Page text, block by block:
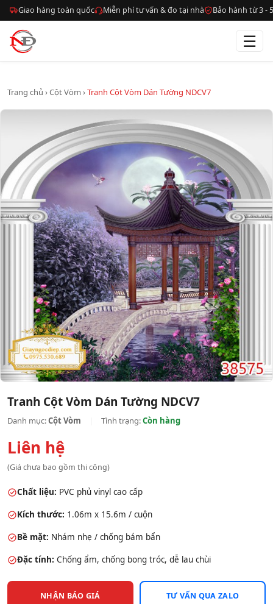
Giao hàng toàn quốc Miễn phí tư vấn & đo tại nhà Bảo hành từ 3 -
☰
Trang chủ ›Cột Vòm ›Tranh Cột Vòm Dán Tường NDCV7
Tranh Cột Vòm Dán Tường NDCV7
Danh mục:Cột Vòm Tình trạng:Còn hàng
Liên hệ
(Giá chưa bao gồm thi công)
Chất liệu: PVC phủ vinyl cao cấp
Kích thước: 1.06m x 15.6m / cuộn
Bề mặt: Nhám nhẹ / chống bám bẩn
Đặc tính: Chống ẩm, chống bong tróc, dễ lau chùi
NHẬN BÁO GIÁ TƯ VẤN QUA ZALO